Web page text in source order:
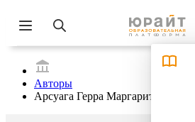
Авторы
Арсуага Герра Маргарита